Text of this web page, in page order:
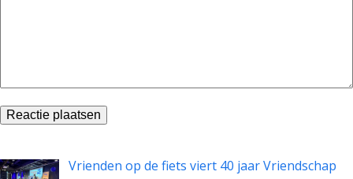
Vrienden op de fiets viert 40 jaar Vriendschap